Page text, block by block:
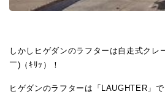
しかしヒゲダンのラフターは自走式ク
￣)（ｷﾘｯ）！
ヒゲダンのラフターは「LAUGHTER」